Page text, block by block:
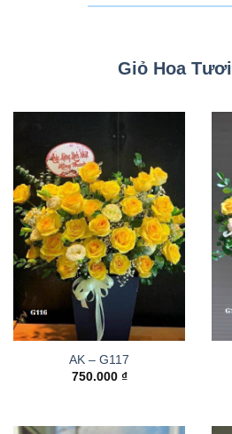
Giỏ Hoa Tươi
AK – G117
750.000 ₫